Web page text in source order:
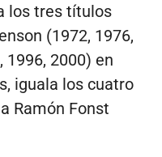
los tres títulos
(1972, 1976,
1996, 2000) en
iguala los cuatro
Ramón Fonst